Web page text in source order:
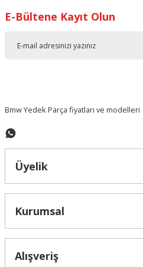
Ürün resmi kalitesiz, bozuk veya
E-Bültene Kayıt Olun
Bmw Yedek Parça fiyatları ve modelleri
Üyelik
Kurumsal
Alışveriş